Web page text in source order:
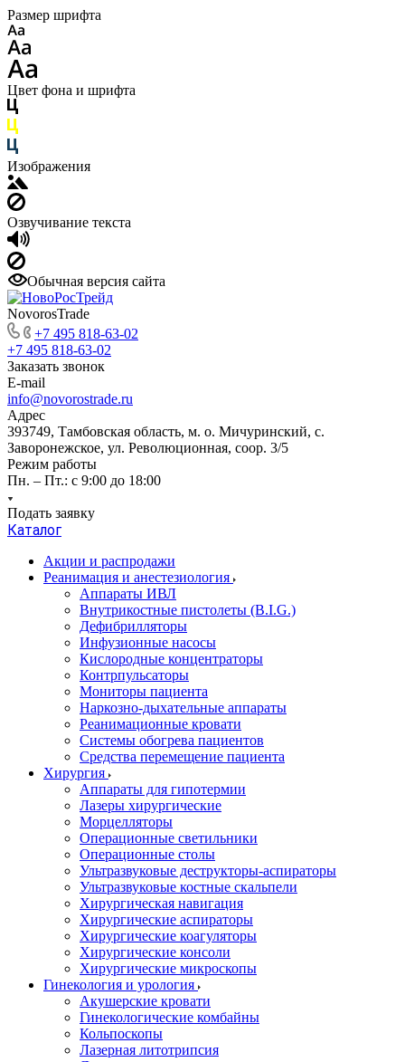
Размер шрифта
Цвет фона и шрифта
Изображения
Озвучивание текста
Обычная версия сайта
NovorosTrade
+7 495 818-63-02
+7 495 818-63-02
Заказать звонок
E-mail
info@novorostrade.ru
Адрес
393749, Тамбовская область, м. о. Мичуринский, с.
Заворонежское, ул. Революционная, соор. 3/5
Режим работы
Пн. – Пт.: с 9:00 до 18:00
Подать заявку
Каталог
Акции и распродажи
Реанимация и анестезиология
Аппараты ИВЛ
Внутрикостные пистолеты (B.I.G.)
Дефибрилляторы
Инфузионные насосы
Кислородные концентраторы
Контрпульсаторы
Мониторы пациента
Наркозно-дыхательные аппараты
Реанимационные кровати
Системы обогрева пациентов
Средства перемещение пациента
Хирургия
Аппараты для гипотермии
Лазеры хирургические
Морцелляторы
Операционные светильники
Операционные столы
Ультразвуковые деструкторы-аспираторы
Ультразвуковые костные скальпели
Хирургическая навигация
Хирургические аспираторы
Хирургические коагуляторы
Хирургические консоли
Хирургические микроскопы
Гинекология и урология
Акушерские кровати
Гинекологические комбайны
Кольпоскопы
Лазерная литотрипсия